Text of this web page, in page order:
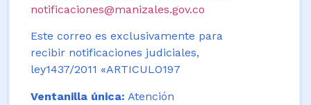
notificaciones@manizales.gov.co
Este correo es exclusivamente para
recibir notificaciones judiciales,
ley1437/2011 «ARTICULO197
Ventanilla única: Atención